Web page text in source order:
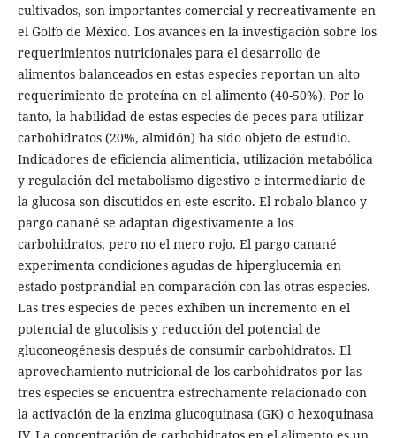
cultivados, son importantes comercial y recreativamente en
el Golfo de México. Los avances en la investigación sobre los
requerimientos nutricionales para el desarrollo de
alimentos balanceados en estas especies reportan un alto
requerimiento de proteína en el alimento (40-50%). Por lo
tanto, la habilidad de estas especies de peces para utilizar
carbohidratos (20%, almidón) ha sido objeto de estudio.
Indicadores de eficiencia alimenticia, utilización metabólica
y regulación del metabolismo digestivo e intermediario de
la glucosa son discutidos en este escrito. El robalo blanco y
pargo canané se adaptan digestivamente a los
carbohidratos, pero no el mero rojo. El pargo canané
experimenta condiciones agudas de hiperglucemia en
estado postprandial en comparación con las otras especies.
Las tres especies de peces exhiben un incremento en el
potencial de glucolisis y reducción del potencial de
gluconeogénesis después de consumir carbohidratos. El
aprovechamiento nutricional de los carbohidratos por las
tres especies se encuentra estrechamente relacionado con
la activación de la enzima glucoquinasa (GK) o hexoquinasa